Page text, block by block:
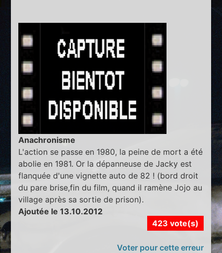
Anachronisme
L'action se passe en 1980, la peine de mort a été
abolie en 1981. Or la dépanneuse de Jacky est
flanquée d'une vignette auto de 82 ! (bord droit
du pare brise,fin du film, quand il ramène Jojo au
village après sa sortie de prison).
Ajoutée le 13.10.2012
423 vote(s)
Voter pour cette erreur